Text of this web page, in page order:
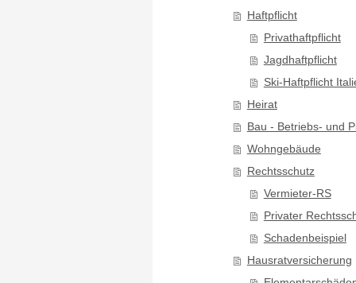
Haftpflicht
Privathaftpflicht
Jagdhaftpflicht
Ski-Haftpflicht
Heirat
Bau - Betriebs- und
Wohngebäude
Rechtsschutz
Vermieter-RS
Privater
Schadenbeispiel
Hausratversicherung